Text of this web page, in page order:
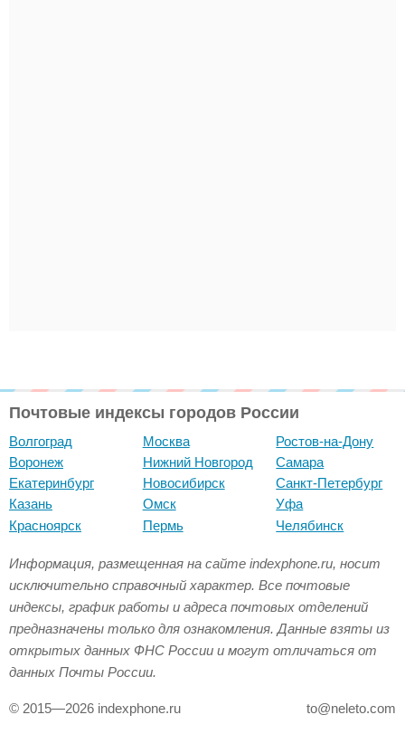
Почтовые индексы городов России
Волгоград
Воронеж
Екатеринбург
Казань
Красноярск
Москва
Нижний Новгород
Новосибирск
Омск
Пермь
Ростов-на-Дону
Самара
Санкт-Петербург
Уфа
Челябинск
Информация, размещенная на сайте indexphone.ru, носит
исключительно справочный характер. Все почтовые
индексы, график работы и адреса почтовых отделений
предназначены только для ознакомления. Данные взяты из
открытых данных ФНС России и могут отличаться от
данных Почты России.
© 2015—2026 indexphone.ru to@neleto.com